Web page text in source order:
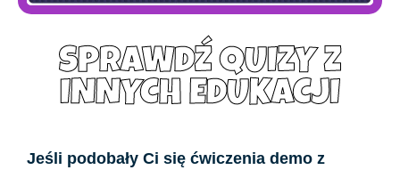
SPRAWDŹ QUIZY Z
INNYCH EDUKACJI
Jeśli podobały Ci się ćwiczenia demo z